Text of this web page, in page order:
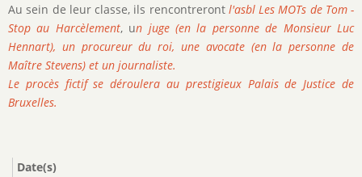
Au sein de leur classe, ils rencontreront l'asbl Les MOTs de Tom -
Stop au Harcèlement, un juge (en la personne de Monsieur Luc
Hennart), un procureur du roi, une avocate (en la personne de
Maître Stevens) et un journaliste.
Le procès fictif se déroulera au prestigieux Palais de Justice de
Bruxelles.
Date(s)